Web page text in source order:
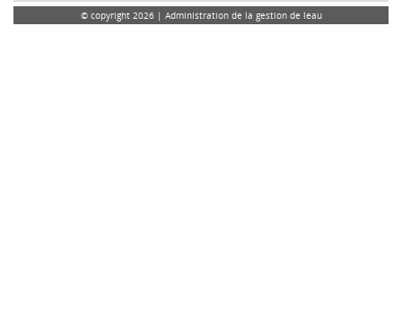
© copyright 2026 | Administration de la gestion de leau